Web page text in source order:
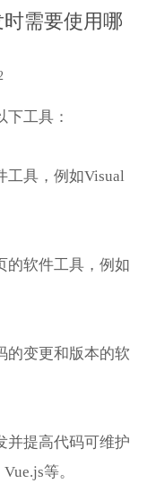
需要使用哪
下工具：
工具，例如Visual
的软件工具，例如
的变更和版本的软
并提高代码可维护
等。